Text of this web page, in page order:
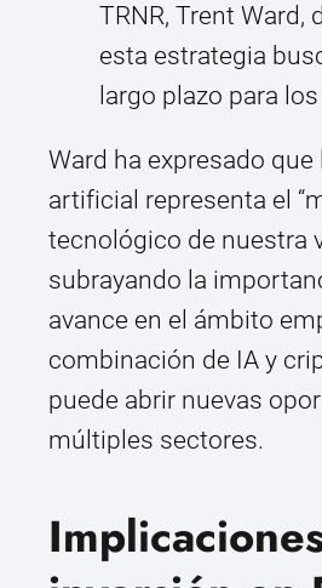
TRNR, Trent Ward,
esta estrategia
largo plazo para
Ward ha expresado
artificial representa el
tecnológico de nuestra
subrayando la
avance en el ámbito
combinación de IA y
puede abrir nuevas
múltiples sectores.